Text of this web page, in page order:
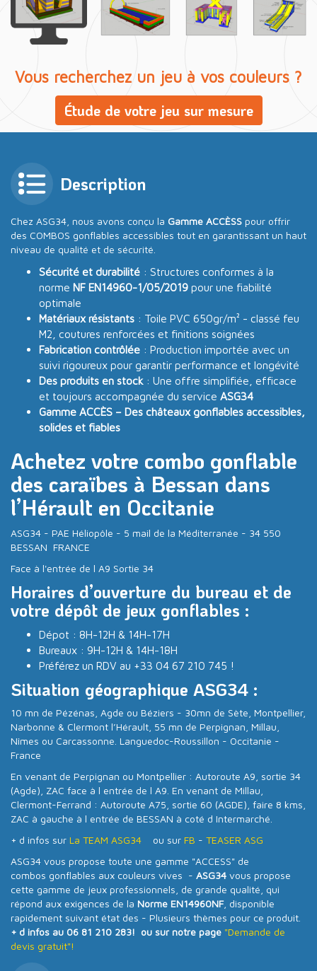
Vous recherchez un jeu à vos couleurs ?
Étude de votre jeu sur mesure
Description
Chez ASG34, nous avons conçu la Gamme ACCÈSS pour offrir
des COMBOS gonflables accessibles tout en garantissant un haut
niveau de qualité et de sécurité.
Sécurité et durabilité : Structures conformes à la
norme NF EN14960-1/05/2019 pour une fiabilité
optimale
Matériaux résistants : Toile PVC 650gr/m² - classé feu
M2, coutures renforcées et finitions soignées
Fabrication contrôlée : Production importée avec un
suivi rigoureux pour garantir performance et longévité
Des produits en stock: Une offre simplifiée, efficace
et toujours accompagnée du service ASG34
Gamme ACCÈS – Des châteaux gonflables accessibles,
solides et fiables
Achetez votre combo gonflable
des caraïbes à Bessan dans
l’Hérault en Occitanie
ASG34 - PAE Héliopôle - 5 mail de la Méditerranée - 34 550
BESSAN FRANCE
Face à l'entrée de l A9 Sortie 34
Horaires d’ouverture du bureau et de
votre dépôt de jeux gonflables :
Dépot : 8H-12H & 14H-17H
Bureaux : 9H-12H & 14H-18H
Préférez un RDV au +33 04 67 210 745 !
Situation géographique ASG34 :
10 mn de Pézénas, Agde ou Béziers - 30mn de Sète, Montpellier,
Narbonne & Clermont l’Hérault, 55 mn de Perpignan, Millau,
Nîmes ou Carcassonne. Languedoc-Roussillon - Occitanie -
France
En venant de Perpignan ou Montpellier : Autoroute A9, sortie 34
(Agde), ZAC face à l entrée de l A9. En venant de Millau,
Clermont-Ferrand : Autoroute A75, sortie 60 (AGDE), faire 8 kms,
ZAC à gauche à l entrée de BESSAN à coté d Intermarché.
+ d infos sur La TEAM ASG34 ou sur FB - TEASER ASG
ASG34 vous propose toute une gamme "ACCESS" de
combos gonflables aux couleurs vives - ASG34 vous propose
cette gamme de jeux professionnels, de grande qualité, qui
répond aux exigences de la Norme EN14960NF, disponible
rapidement suivant état des - Plusieurs thèmes pour ce produit.
+ d infos au 06 81 210 283! ou sur notre page "Demande de
devis gratuit"!